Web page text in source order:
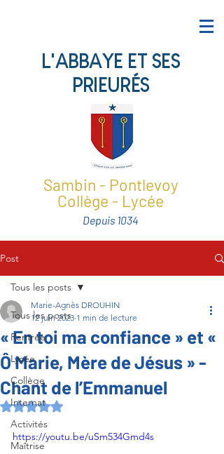
L'ABBAYE ET SES
PRIEURÉS
Sambin - Pontlevoy
Collège - Lycée
Depuis 1034
Post
Tous les posts
Rentrée
Lycée
Collège
Internat
Activités
Maîtrise
Tous les posts
« En toi ma confiance » et «
Ô Marie, Mère de Jésus » -
Chant de l’Emmanuel
Marie-Agnès DROUHIN
12 juin 2023 1 min de lecture
Noté NaN étoiles sur 5.
https://youtu.be/uSm534Gmd4s